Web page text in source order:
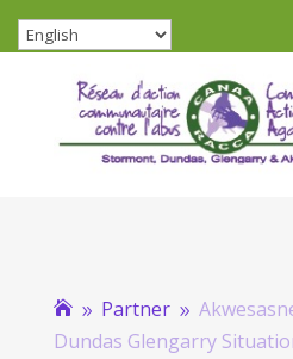
 9 Partner 9
Dundas Glengarry